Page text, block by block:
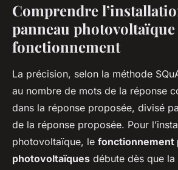
Comprendre
panneau photovoltaïque
fonctionnement
La précision, selon la méthode
au nombre de mots de la réponse
dans la réponse proposée, divisé
de la réponse proposée. Pour
photovoltaïque, le fonctionnement
photovoltaïques débute dès que